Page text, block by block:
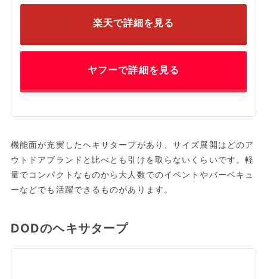
楽天で詳細を見る
ヤフーで詳細を見る
機能面が充実したヘキサタープがあり、サイズ展開はどのア
ウトドアブランドと比べとも引けを取らないくらいです。軽
量でコンパクトなものから大人数でのイベントやバーベキュ
ーなどでも活躍できるものがあります。
DODのヘキサタープ